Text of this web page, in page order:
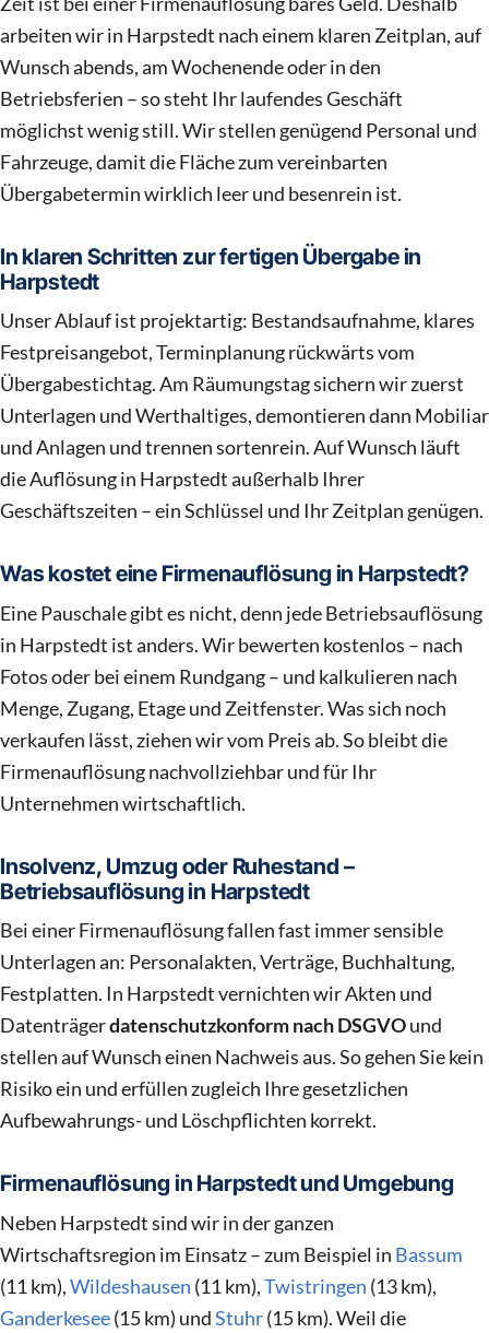
arbeiten wir in Harpstedt nach einem klaren Zeitplan, auf
Wunsch abends, am Wochenende oder in den
Betriebsferien – so steht Ihr laufendes Geschäft
möglichst wenig still. Wir stellen genügend Personal und
Fahrzeuge, damit die Fläche zum vereinbarten
Übergabetermin wirklich leer und besenrein ist.
In klaren Schritten zur fertigen Übergabe in
Harpstedt
Unser Ablauf ist projektartig: Bestandsaufnahme, klares
Festpreisangebot, Terminplanung rückwärts vom
Übergabestichtag. Am Räumungstag sichern wir zuerst
Unterlagen und Werthaltiges, demontieren dann Mobiliar
und Anlagen und trennen sortenrein. Auf Wunsch läuft
die Auflösung in Harpstedt außerhalb Ihrer
Geschäftszeiten – ein Schlüssel und Ihr Zeitplan genügen.
Was kostet eine Firmenauflösung in Harpstedt?
Eine Pauschale gibt es nicht, denn jede Betriebsauflösung
in Harpstedt ist anders. Wir bewerten kostenlos – nach
Fotos oder bei einem Rundgang – und kalkulieren nach
Menge, Zugang, Etage und Zeitfenster. Was sich noch
verkaufen lässt, ziehen wir vom Preis ab. So bleibt die
Firmenauflösung nachvollziehbar und für Ihr
Unternehmen wirtschaftlich.
Insolvenz, Umzug oder Ruhestand –
Betriebsauflösung in Harpstedt
Bei einer Firmenauflösung fallen fast immer sensible
Unterlagen an: Personalakten, Verträge, Buchhaltung,
Festplatten. In Harpstedt vernichten wir Akten und
Datenträgerdatenschutzkonform nach DSGVOund
stellen auf Wunsch einen Nachweis aus. So gehen Sie kein
Risiko ein und erfüllen zugleich Ihre gesetzlichen
Aufbewahrungs- und Löschpflichten korrekt.
Firmenauflösung in Harpstedt und Umgebung
Neben Harpstedt sind wir in der ganzen
Wirtschaftsregion im Einsatz – zum Beispiel in Bassum
(11 km),Wildeshausen (11 km),Twistringen (13 km),
Ganderkesee(15 km) undStuhr(15 km). Weil die